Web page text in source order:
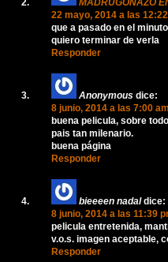
MADRUGONAZO
22 mayo, 2014 a las
que a pasado en el
quiero terminar de verla
Responder
Anonymous dice:
8 junio, 2014 a las 7:00 am
buena pelicula, sobre
pais tan milenario.
buena página
Responder
bieeeen nadal dice:
8 junio, 2014 a las 11:39
pelicula entretenida,
v.o.s. imagen aceptable,
Responder